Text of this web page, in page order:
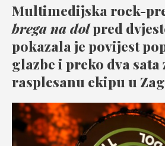
Multimedijska rock-
brega na dolpred
pokazala je povijest
glazbe i preko dva sata
rasplesanu ekipu u